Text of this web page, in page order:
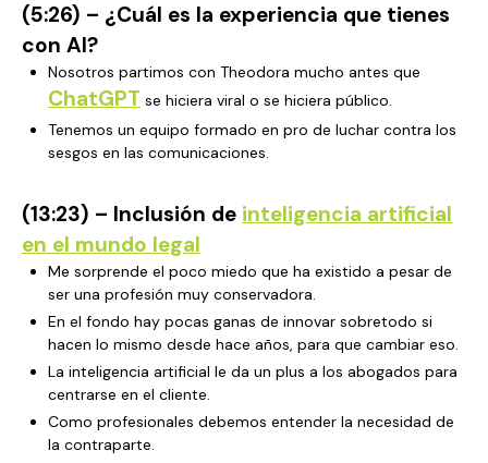
(5:26) – ¿Cuál es la experiencia que tienes
con AI?
Nosotros partimos con Theodora mucho antes que
ChatGPT se hiciera viral o se hiciera público.
Tenemos un equipo formado en pro de luchar contra los
sesgos en las comunicaciones.
(13:23) – Inclusión de inteligencia artificial
en el mundo legal
Me sorprende el poco miedo que ha existido a pesar de
ser una profesión muy conservadora.
En el fondo hay pocas ganas de innovar sobretodo si
hacen lo mismo desde hace años, para que cambiar eso.
La inteligencia artificial le da un plus a los abogados para
centrarse en el cliente.
Como profesionales debemos entender la necesidad de
la contraparte.